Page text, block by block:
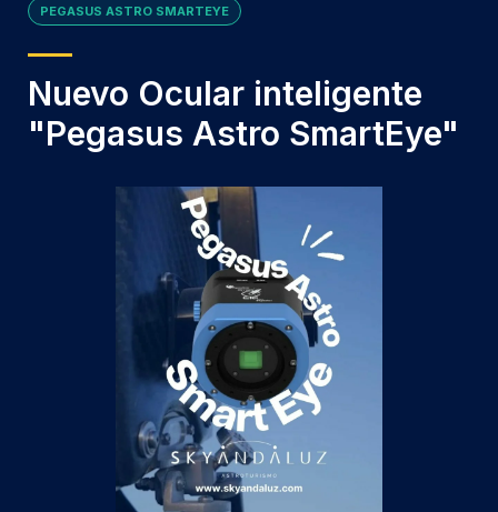
PEGASUS ASTRO SMARTEYE
Nuevo Ocular inteligente
"Pegasus Astro SmartEye"